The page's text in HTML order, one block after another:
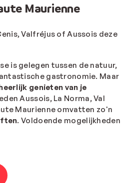
Maurienne
Valfréjus of Aussois deze
is gelegen tussen de natuur,
gastronomie. Maar
genieten van je
Aussois, La Norma, Val
Maurienne omvatten zo'n
. Voldoende mogelijkheden